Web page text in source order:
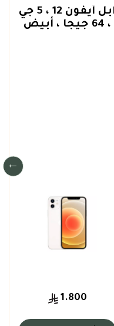
آبل أيفون 12 ، 5 جي
، 64 جيجا ، أبيض
1.800